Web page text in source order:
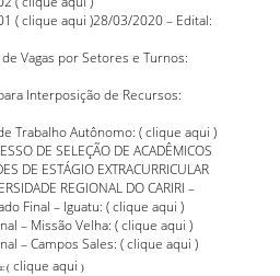
(clique aqui )28/03/2020 – Edital:
Vagas por Setores e Turnos:
Interposição de Recursos:
Trabalho Autônomo: (clique aqui )
DE SELEÇÃO DE ACADÊMICOS
DE ESTÁGIO EXTRACURRICULAR
REGIONAL DO CARIRI –
Final – Iguatu: (clique aqui )
– Missão Velha: (clique aqui )
– Campos Sales: (clique aqui )
( clique aqui )